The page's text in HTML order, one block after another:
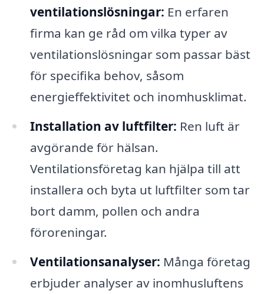
ventilationslösningar: En erfaren
firma kan ge råd om vilka typer av
ventilationslösningar som passar bäst
för specifika behov, såsom
energieffektivitet och inomhusklimat.
Installation av luftfilter: Ren luft är
avgörande för hälsan.
Ventilationsföretag kan hjälpa till att
installera och byta ut luftfilter som tar
bort damm, pollen och andra
föroreningar.
Ventilationsanalyser: Många företag
erbjuder analyser av inomhusluftens